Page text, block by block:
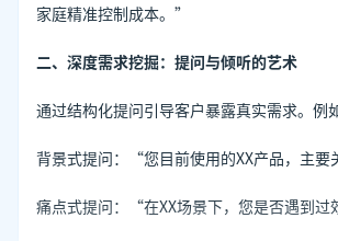
家庭精准控制成本。”
二、深度需求挖掘：提问与倾听的艺术
通过结构化提问引导客户暴露真实需求。例如
背景式提问：“您目前使用的XX产品，主要
痛点式提问：“在XX场景下，您是否遇到过